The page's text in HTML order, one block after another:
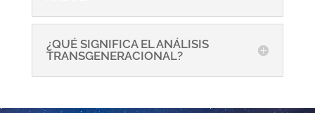
¿QUÉ SIGNIFICA EL ANÁLISIS
TRANSGENERACIONAL?